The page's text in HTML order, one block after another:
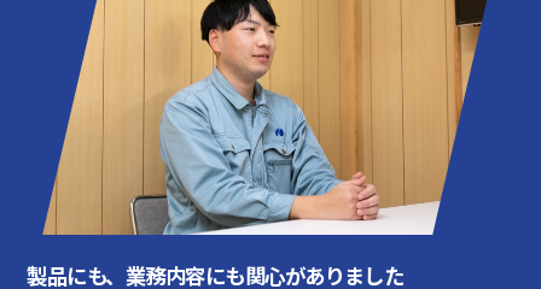
製品にも、業務内容にも関心がありました